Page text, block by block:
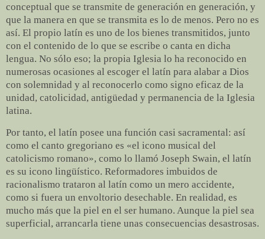
conceptual que se transmite de generación en generación, y
que la manera en que se transmita es lo de menos. Pero no es
así. El propio latín es uno de los bienes transmitidos, junto
con el contenido de lo que se escribe o canta en dicha
lengua. No sólo eso; la propia Iglesia lo ha reconocido en
numerosas ocasiones al escoger el latín para alabar a Dios
con solemnidad y al reconocerlo como signo eficaz de la
unidad, catolicidad, antigüedad y permanencia de la Iglesia
latina.
Por tanto, el latín posee una función casi sacramental: así
como el canto gregoriano es «el icono musical del
catolicismo romano», como lo llamó Joseph Swain, el latín
es su icono lingüístico. Reformadores imbuidos de
racionalismo trataron al latín como un mero accidente,
como si fuera un envoltorio desechable. En realidad, es
mucho más que la piel en el ser humano. Aunque la piel sea
superficial, arrancarla tiene unas consecuencias desastrosas.